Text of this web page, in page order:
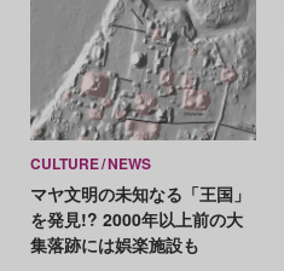
CULTURE NEWS
マヤ文明の未知なる「王国」
を発見!? 2000年以上前の大
集落跡には娯楽施設も